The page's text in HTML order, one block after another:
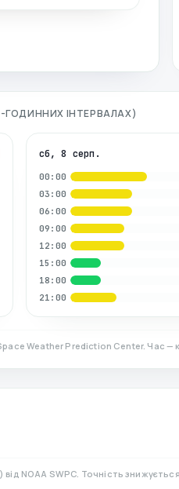
ГОДИННИХ ІНТЕРВАЛАХ)
сб, 8 серп.
00:00
03:00
06:00
09:00
12:00
15:00
18:00
21:00
Weather Prediction Center. Час —
від NOAA SWPC. Точність